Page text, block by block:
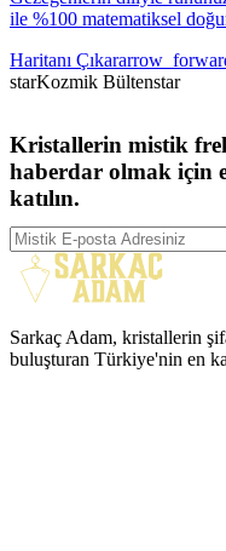
ile %100 matematiksel
Haritanı Çıkar
starKozmik Bültenstar
Kristallerin mistik
haberdar olmak için
katılın.
Sarkaç Adam, kristallerin
buluşturan Türkiye'nin en